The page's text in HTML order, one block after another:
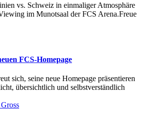
vs. Schweiz in einmaliger Atmosphäre
im Munotsaal der FCS Arena.Freue
FCS-Homepage
sich, seine neue Homepage präsentieren
übersichtlich und selbstverständlich